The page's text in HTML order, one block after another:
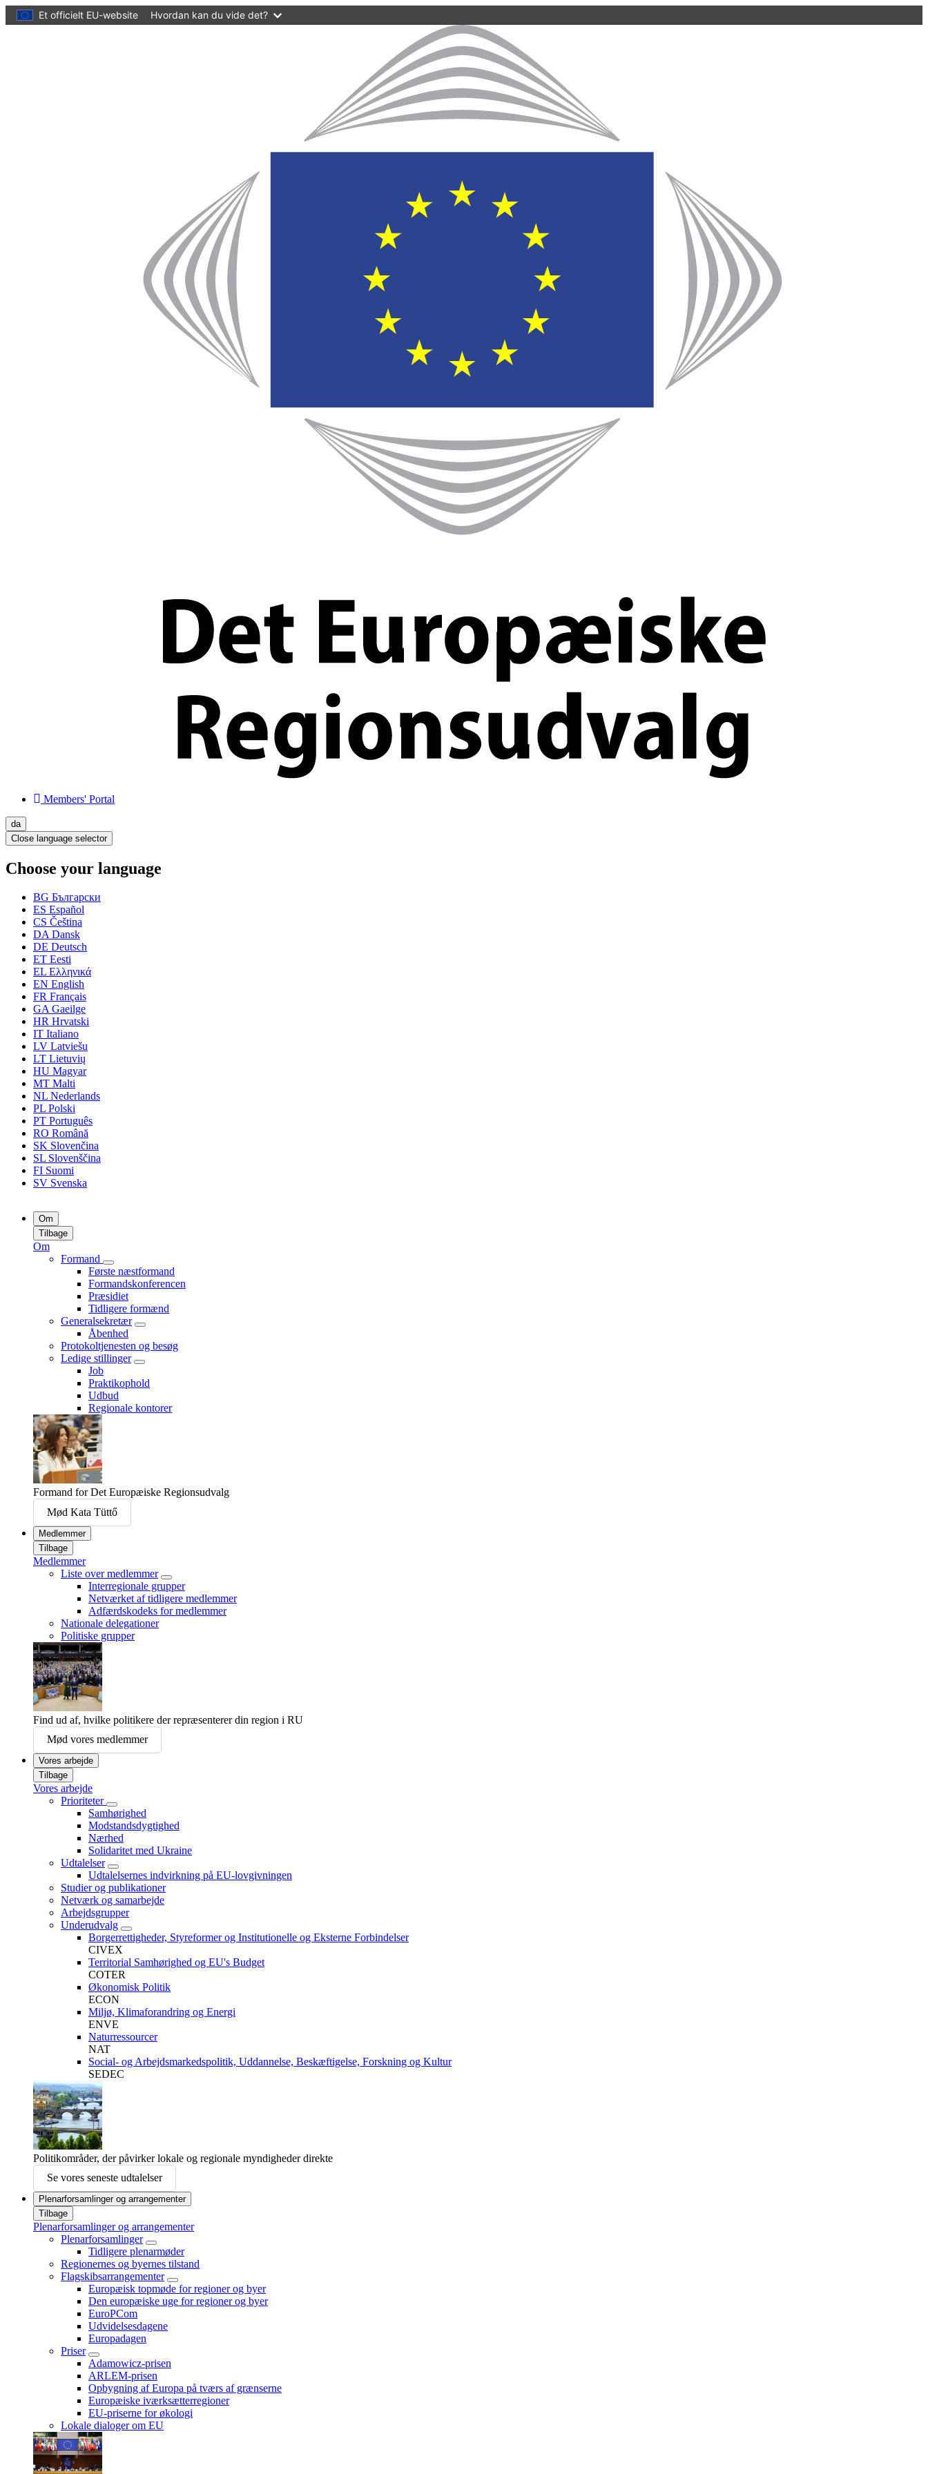
hovedindholdEt officielt EU-website
Hvordan kan du vide det?
Members' Portal
da
Close language selector
Choose your language
BG Български
ES Español
CS Čeština
DADansk
DE Deutsch
ET Eesti
EL Ελληνικά
EN English
FR Français
GAGaeilge
HR Hrvatski
IT Italiano
LV Latviešu
LT Lietuvių
HU Magyar
MT Malti
NL Nederlands
PL Polski
PT Português
RO Română
SK Slovenčina
SL Slovenščina
FI Suomi
SV Svenska
Om
Tilbage
Om
Formand
Første næstformand
Formandskonferencen
Præsidiet
Tidligere formænd
Generalsekretær
Åbenhed
Protokoltjenesten og besøg
Ledige stillinger
Job
Praktikophold
Udbud
Regionale kontorer
Formand for Det Europæiske Regionsudvalg
Mød Kata Tüttő
Medlemmer
Tilbage
Medlemmer
Liste over medlemmer
Interregionale grupper
Netværket af tidligere medlemmer
Adfærdskodeks for medlemmer
Nationale delegationer
Politiske grupper
Find ud af, hvilke politikere der repræsenterer din region i RU
Mød vores medlemmer
Vores arbejde
Tilbage
Vores arbejde
Prioriteter
Samhørighed
Modstandsdygtighed
Nærhed
Solidaritet med Ukraine
Udtalelser
Udtalelsernes indvirkning på EU-lovgivningen
Studier og publikationer
Netværk og samarbejde
Arbejdsgrupper
Underudvalg
Borgerrettigheder, Styreformer og Institutionelle og Eksterne Forbindelser
CIVEX
Territorial Samhørighed og EU's Budget
COTER
Økonomisk Politik
ECON
Miljø, Klimaforandring og Energi
ENVE
Naturressourcer
NAT
Social- og Arbejdsmarkedspolitik, Uddannelse, Beskæftigelse, Forskning og Kultur
SEDEC
Politikområder, der påvirker lokale og regionale myndigheder direkte
Se vores seneste udtalelser
Plenarforsamlinger og arrangementer
Tilbage
Plenarforsamlinger og arrangementer
Plenarforsamlinger
Tidligere plenarmøder
Regionernes og byernes tilstand
Flagskibsarrangementer
Europæisk topmøde for regioner og byer
Den europæiske uge for regioner og byer
EuroPCom
Udvidelsesdagene
Europadagen
Priser
Adamowicz-prisen
ARLEM-prisen
Opbygning af Europa på tværs af grænserne
Europæiske iværksætterregioner
EU-priserne for økologi
Lokale dialoger om EU